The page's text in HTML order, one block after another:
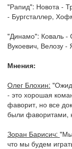
"Рапид": Новота -
- Бургсталлер,
"Динамо": Коваль -
Вукоевич, Велозу
Мнения:
Олег Блохин:
- это хорошая
фаворит, но все
были фаворитами,
Зоран Барисич: "Мы
что мы будем